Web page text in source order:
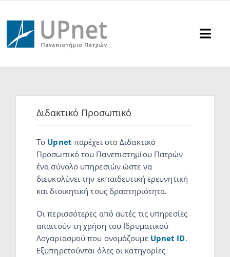
στο
περιεχόμενο
Υποστήριξη
Ανακοινώσεις
Επικοινωνία
Αναζήτηση
Διδακτικό Προσωπικό
Το Upnet παρέχει στο Διδακτικό
Προσωπικό του Πανεπιστημίου Πατρών
ένα σύνολο υπηρεσιών ώστε να
διευκολύνει την εκπαιδευτική ερευνητική
και διοικητική τους δραστηριότητα.
Οι περισσότερες από αυτές τις υπηρεσίες
απαιτούν τη χρήση του Ιδρυματικού
Λογαριασμού που ονομάζουμε Upnet ID.
Εξυπηρετούνται όλες οι κατηγορίες